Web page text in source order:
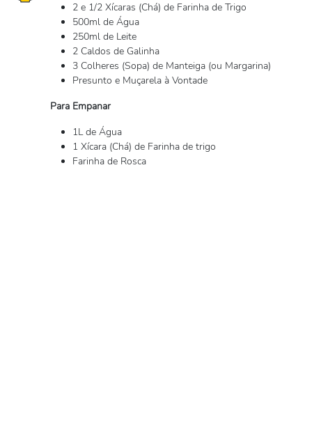
2 e 1/2 Xícaras (Chá) de Farinha de Trigo
500ml de Água
250ml de Leite
2 Caldos de Galinha
3 Colheres (Sopa) de Manteiga (ou Margarina)
Presunto e Muçarela à Vontade
Para Empanar
1L de Água
1 Xícara (Chá) de Farinha de trigo
Farinha de Rosca